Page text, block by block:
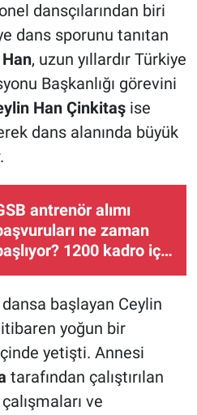
dansçılarından biri
dans sporunu tanıtan
, uzun yıllardır Türkiye
Başkanlığı görevini
Han Çinkitaşise
dans alanında büyük
antrenör alımı
ne zaman
1200 kadro için
çıktı
başlayan Ceylin
yoğun bir
yetişti. Annesi
tarafından çalıştırılan
ve